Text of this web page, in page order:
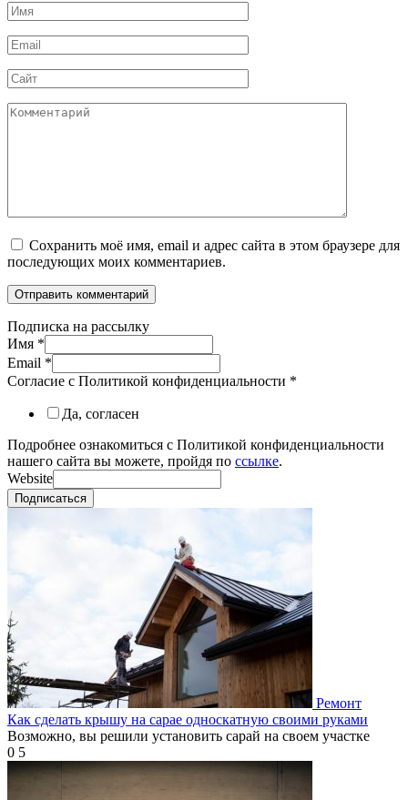
Имя
*
Email
*
Сайт
Комментарий
Сохранить моё имя, email и адрес сайта в этом браузере для
последующих моих комментариев.
Подписка на рассылку
Имя *
Email *
Согласие с Политикой конфиденциальности *
Да, согласен
Подробнее ознакомиться с Политикой конфиденциальности
нашего сайта вы можете, пройдя по ссылке.
Website
Подписаться
Ремонт
Как сделать крышу на сарае односкатную своими руками
Возможно, вы решили установить сарай на своем участке
0 5